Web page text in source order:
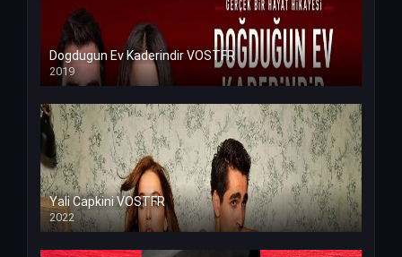
Dogdugun Ev Kaderindir VOSTFR
2019
Yali Capkini VOSTFR
2022